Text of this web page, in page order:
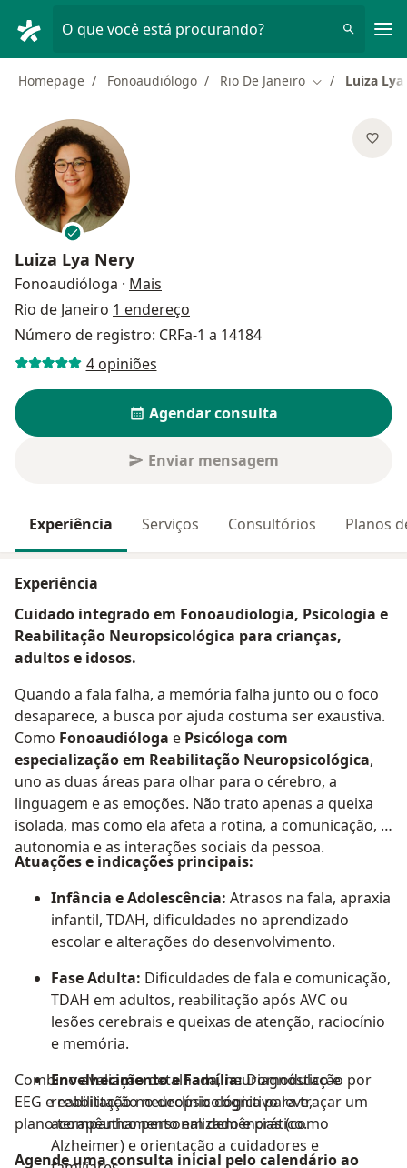
O que você está procurando?
Homepage Fonoaudiólogo Rio De Janeiro Mudar de
Luiza
Luiza Lya Nery
Fonoaudióloga · Mais
Rio de Janeiro 1 endereço
Número de registro: CRFa-1 a 14184
4 opiniões
Agendar consulta
Enviar mensagem
Experiência Serviços Consultórios Planos
Experiência
Cuidado integrado em Fonoaudiologia, Psicologia e
Reabilitação Neuropsicológica para crianças,
adultos e idosos.
Quando a fala falha, a memória falha junto ou o foco
desaparece, a busca por ajuda costuma ser exaustiva.
Como Fonoaudióloga e Psicóloga com
especialização em Reabilitação Neuropsicológica,
uno as duas áreas para olhar para o cérebro, a
linguagem e as emoções. Não trato apenas a queixa
isolada, mas como ela afeta a rotina, a comunicação, a
autonomia e as interações sociais da pessoa.
Atuações e indicações principais:
Infância e Adolescência: Atrasos na fala, apraxia
infantil, TDAH, dificuldades no aprendizado
escolar e alterações do desenvolvimento.
Fase Adulta: Dificuldades de fala e comunicação,
TDAH em adultos, reabilitação após AVC ou
lesões cerebrais e queixas de atenção, raciocínio
e memória.
Envelhecimento e Família:Diagnóstico e
reabilitação no declínio cognitivo leve,
acompanhamento em demências (como
Alzheimer) e orientação a cuidadores e
Combino avaliação detalhada, neuromodulação por
EEG e reabilitação neuropsicológica para traçar um
plano terapêutico personalizado e prático.
Agende uma consulta inicial pelo calendário ao